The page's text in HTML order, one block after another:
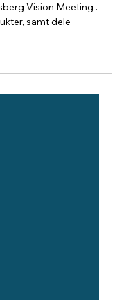
Vision Meeting .
samt dele